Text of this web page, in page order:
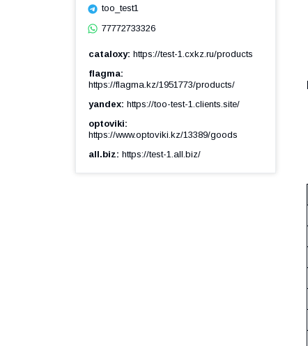
too_test1
77772733326
cataloxy https://test-1.cxkz.ru/products
flagma
https://flagma.kz/1951773/products/
yandex https://too-test-1.clients.site/
optoviki
https://www.optoviki.kz/13389/goods
all.biz https://test-1.all.biz/